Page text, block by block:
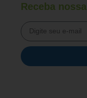
Receba